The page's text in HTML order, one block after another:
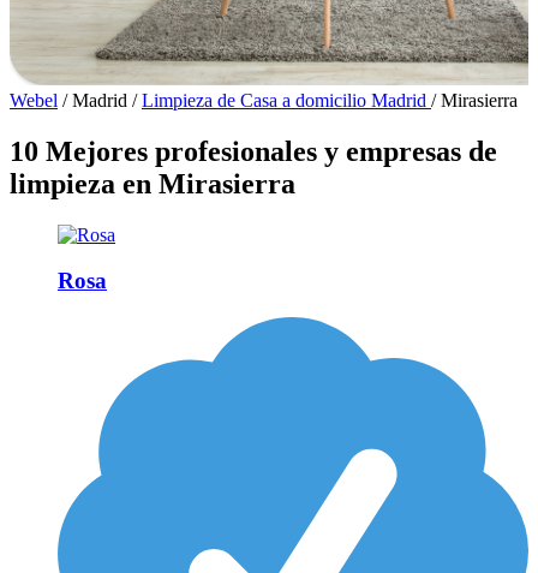
Webel / Madrid / Limpieza de Casa a domicilio Madrid / Mirasierra
10 Mejores profesionales y empresas de
limpieza en Mirasierra
Rosa